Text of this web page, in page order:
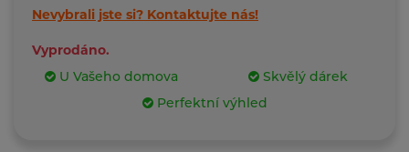
Nevybrali jste si? Kontaktujte nás!
Vyprodáno.
U Vašeho domova
Skvělý dárek
Perfektní výhled